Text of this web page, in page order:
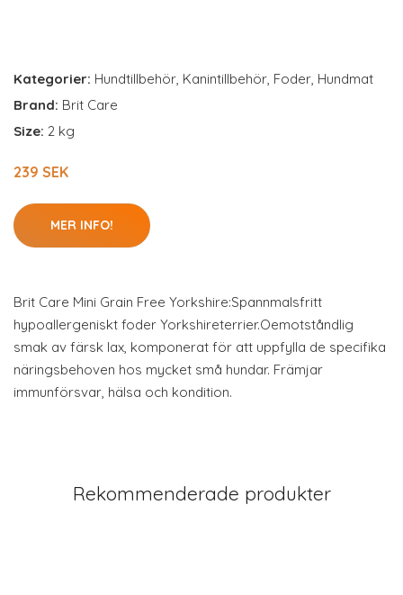
Kategorier: Hundtillbehör, Kanintillbehör, Foder, Hundmat
Brand: Brit Care
Size: 2 kg
239 SEK
MER INFO!
Brit Care Mini Grain Free Yorkshire:Spannmalsfritt
hypoallergeniskt foder Yorkshireterrier.Oemotståndlig
smak av färsk lax, komponerat för att uppfylla de specifika
näringsbehoven hos mycket små hundar. Främjar
immunförsvar, hälsa och kondition.
Rekommenderade produkter